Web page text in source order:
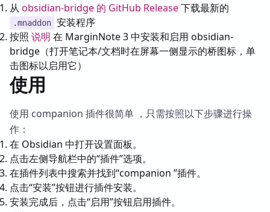
从 obsidian-bridge 的 GitHub Release下载最新的
.mnaddon 安装程序
按照 说明 在 MarginNote 3 中安装和启用 obsidian-
bridge（打开笔记本/文档时在屏幕一侧显示的桥图标，单
击图标以启用它）
使用
使用 companion 插件很简单 ，只需按照以下步骤进行操
作：
在 Obsidian 中打开设置面板。
点击左侧导航栏中的“插件”选项。
在插件列表中搜索并找到“companion ”插件。
点击“安装”按钮进行插件安装。
安装完成后，点击“启用”按钮启用插件。